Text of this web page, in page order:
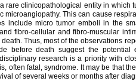
rare clinicopathological entity in which
This can cause
include micro tumor emboli in the
fibro-cellular and fibro-muscular
Thus, most of the observations
before death suggest the potential
research is a priority with
often fatal, syndrome. It may be that
of several weeks or months after